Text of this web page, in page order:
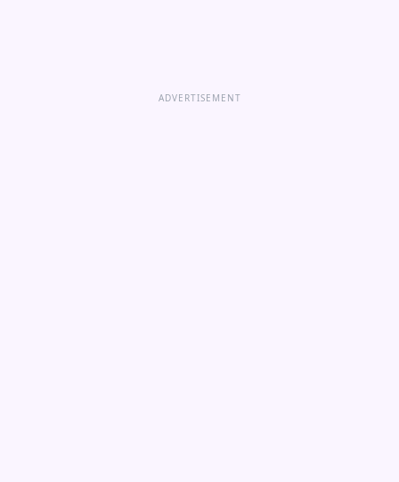
ADVERTISEMENT